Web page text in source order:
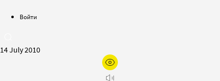
Войти
14 July 2010